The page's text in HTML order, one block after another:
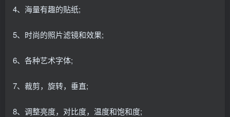
4、海量有趣的贴纸;
5、时尚的照片滤镜和效果;
6、各种艺术字体;
7、裁剪，旋转，垂直;
8、调整亮度，对比度，温度和饱和度;